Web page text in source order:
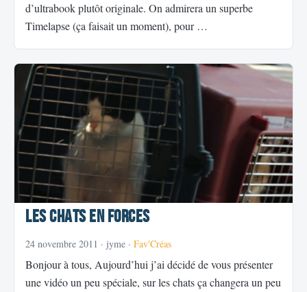
d’ultrabook plutôt originale. On admirera un superbe
Timelapse (ça faisait un moment), pour …
Les chats en forces
24 novembre 2011 · jyme · Fav'Créas
Bonjour à tous, Aujourd’hui j’ai décidé de vous présenter
une vidéo un peu spéciale, sur les chats ça changera un peu